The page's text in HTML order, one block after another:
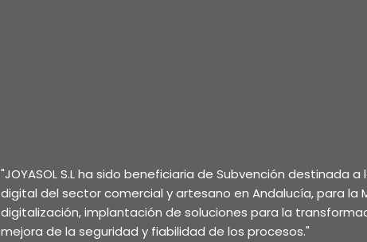
"JOYASOL S.L ha sido beneficiaria de Subvención destinada
digital del sector comercial y artesano en Andalucía, para la
digitalización, implantación de soluciones para la
mejora de la seguridad y fiabilidad de los procesos."